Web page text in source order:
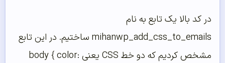
در کد بالا یک تابع به نام
mihanwp_add_css_to_emails ساختیم. در این تابع
مشخص کردیم که دو خط CSS یعنی body { color: